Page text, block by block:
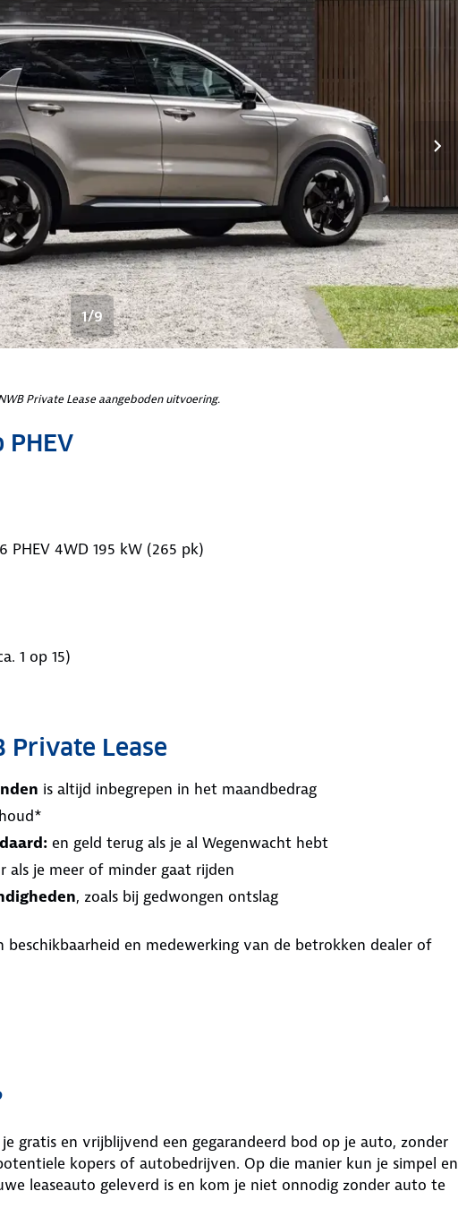
1/9
Private Lease aangeboden uitvoering.
PHEV 4WD 195 kW (265 pk)
1 op 15)
Private Lease
is altijd inbegrepen in het maandbedrag
en geld terug als je al Wegenwacht hebt
als je meer of minder gaat rijden
, zoals bij gedwongen ontslag
en medewerking van de betrokken dealer of
gratis en vrijblijvend een gegarandeerd bod op je auto, zonder
kopers of autobedrijven. Op die manier kun je simpel en
leaseauto geleverd is en kom je niet onnodig zonder auto te